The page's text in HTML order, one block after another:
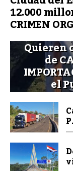
12.000
CRIMEN
Quieren
de
el